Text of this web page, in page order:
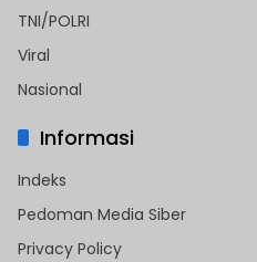
TNI/POLRI
Viral
Nasional
Informasi
Indeks
Pedoman Media Siber
Privacy Policy